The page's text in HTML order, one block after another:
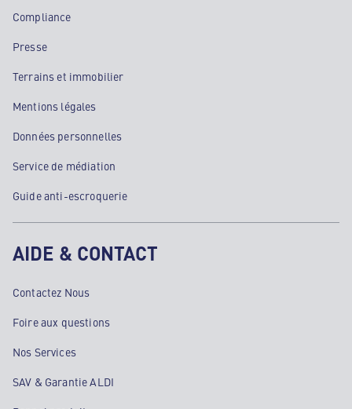
Compliance
Presse
Terrains et immobilier
Mentions légales
Données personnelles
Service de médiation
Guide anti-escroquerie
AIDE & CONTACT
Contactez Nous
Foire aux questions
Nos Services
SAV & Garantie ALDI